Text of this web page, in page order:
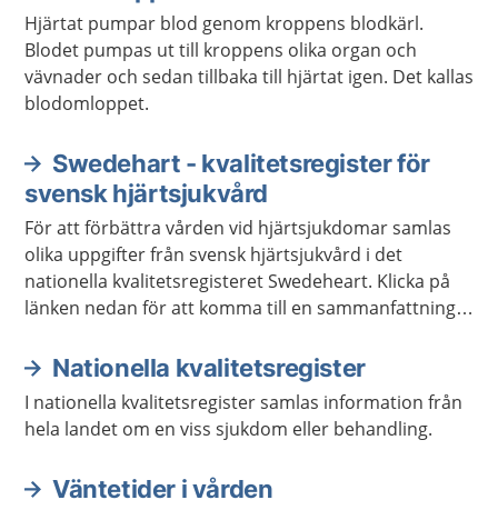
Hjärtat pumpar blod genom kroppens blodkärl.
Blodet pumpas ut till kroppens olika organ och
vävnader och sedan tillbaka till hjärtat igen. Det kallas
blodomloppet.
Swedehart - kvalitetsregister för
svensk hjärtsjukvård
För att förbättra vården vid hjärtsjukdomar samlas
olika uppgifter från svensk hjärtsjukvård i det
nationella kvalitetsregisteret Swedeheart. Klicka på
länken nedan för att komma till en sammanfattning
Nationella kvalitetsregister
I nationella kvalitetsregister samlas information från
hela landet om en viss sjukdom eller behandling.
Väntetider i vården